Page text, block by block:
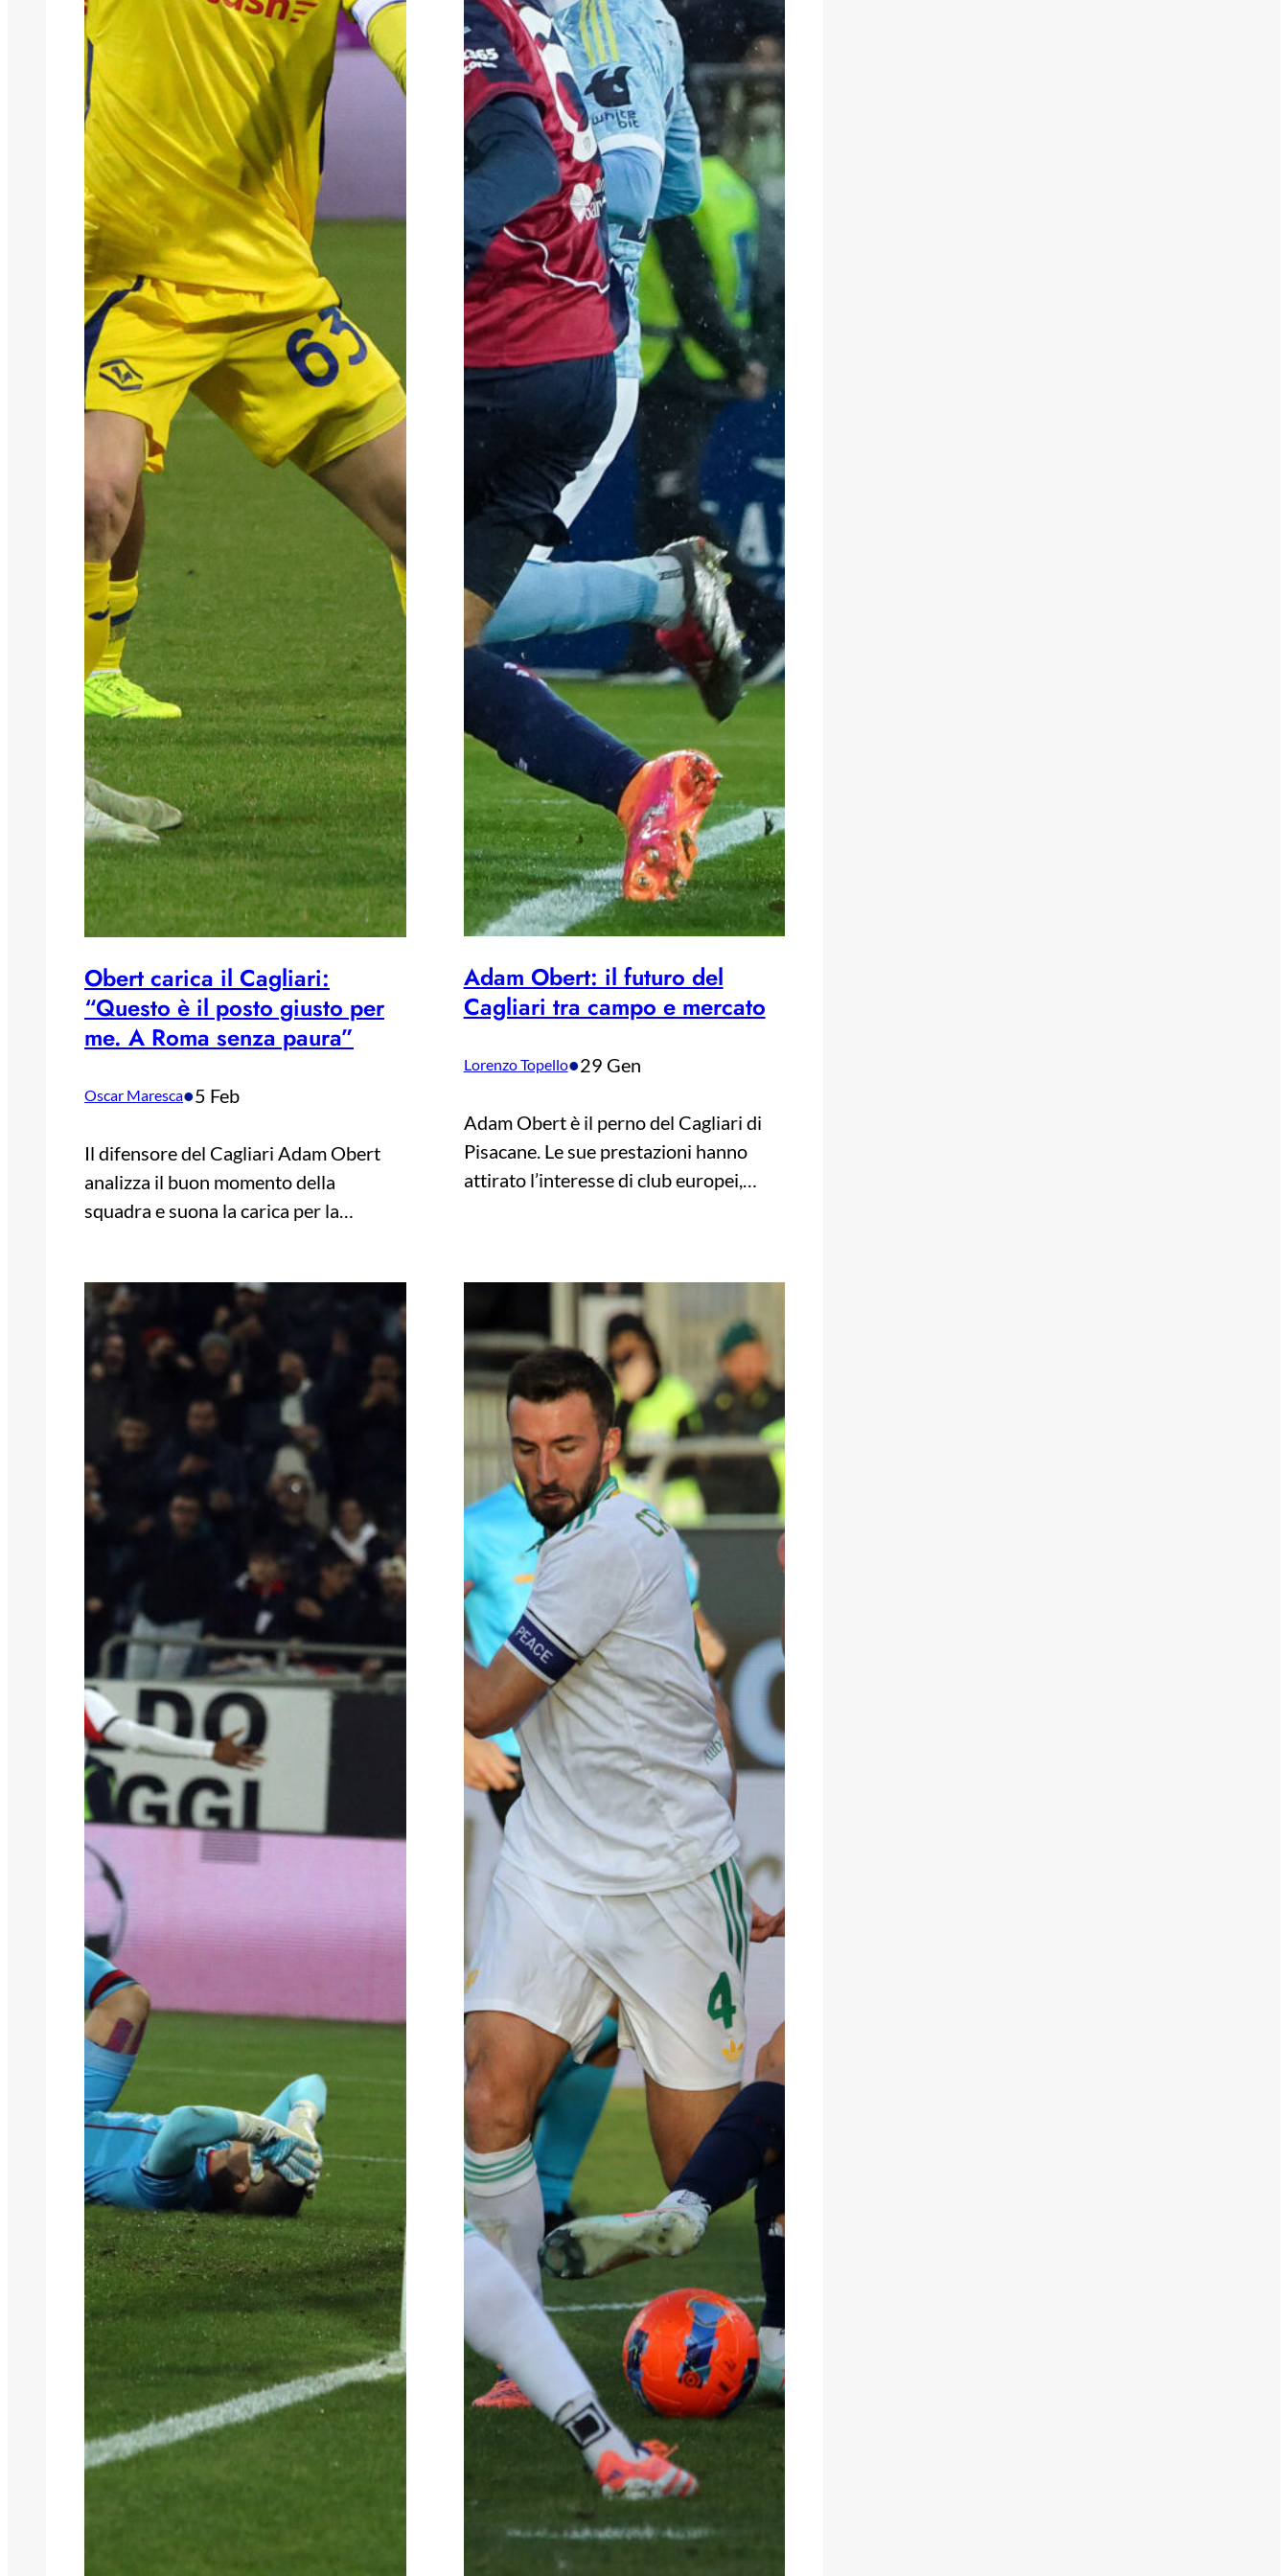
Obert carica il Cagliari:
“Questo è il posto giusto per
me. A Roma senza paura”
Oscar Maresca•5 Feb
Il difensore del Cagliari Adam Obert
analizza il buon momento della
squadra e suona la carica per la…
Adam Obert: il futuro del
Cagliari tra campo e mercato
Lorenzo Topello•29 Gen
Adam Obert è il perno del Cagliari di
Pisacane. Le sue prestazioni hanno
attirato l’interesse di club europei,…